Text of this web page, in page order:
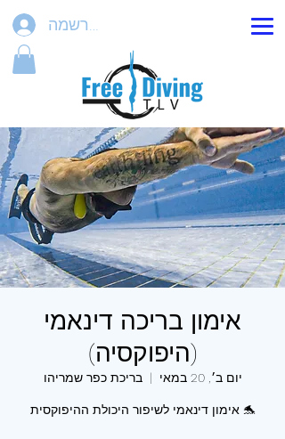
הרשמה
אימון בריכה דינאמי
(היפוקסיה)
יום ב׳, 20 במאי
  |
בריכת כפר שמריהו